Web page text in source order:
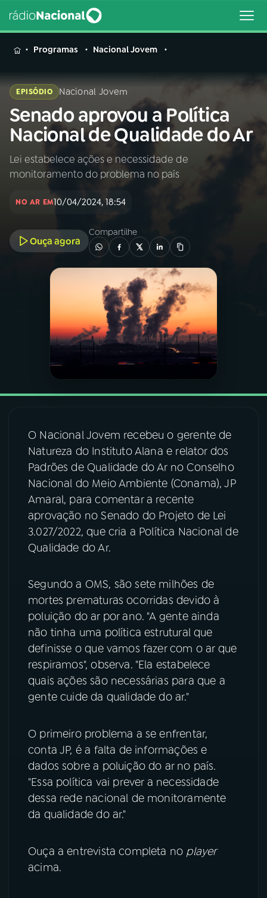
MENU
Buscar
na
Rádio
Nacional
Buscar
AO VIVO
PROGRAMAÇÃO
PROGRAMAS
PODCASTS
07ÚLTIMAS
FESTIVAL DE MÚSICA
ACOMPANHE A RÁDIO NACIONAL
Instagram X
TikTok
Programas Nacional Jovem
EPISÓDIO Nacional Jovem
Senado aprovou a Política
Nacional de Qualidade do Ar
Lei estabelece ações e necessidade de
monitoramento do problema no país
NO AR EM10/04/2024, 18:54
Ouça agora
Compartilhe
O Nacional Jovem recebeu o gerente de
Natureza do Instituto Alana e relator dos
Padrões de Qualidade do Ar no Conselho
Nacional do Meio Ambiente (Conama), JP
Amaral, para comentar a recente
aprovação no Senado do Projeto de Lei
3.027/2022, que cria a Política Nacional de
Qualidade do Ar.
Segundo a OMS, são sete milhões de
mortes prematuras ocorridas devido à
poluição do ar por ano. "A gente ainda
não tinha uma política estrutural que
definisse o que vamos fazer com o ar que
respiramos", observa. "Ela estabelece
quais ações são necessárias para que a
gente cuide da qualidade do ar."
O primeiro problema a se enfrentar,
conta JP, é a falta de informações e
dados sobre a poluição do ar no país.
"Essa política vai prever a necessidade
dessa rede nacional de monitoramente
da qualidade do ar."
Ouça a entrevista completa no player
acima.